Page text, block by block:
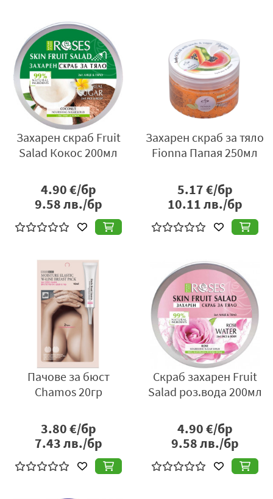
Захарен скраб Fruit
Salad Кокос 200мл
4.90€/бр
9.58лв./бр
Захарен скраб за тяло
Fionna Папая 250мл
5.17€/бр
10.11лв./бр
Пачове за бюст
Chamos 20гр
3.80€/бр
7.43лв./бр
Скраб захарен Fruit
Salad роз.вода 200мл
4.90€/бр
9.58лв./бр